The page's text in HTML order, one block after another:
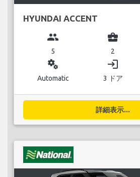
HYUNDAI ACCENT
group
5
business_center
2
miscellaneous_services
Automatic
login
3 ドア
詳細表示...